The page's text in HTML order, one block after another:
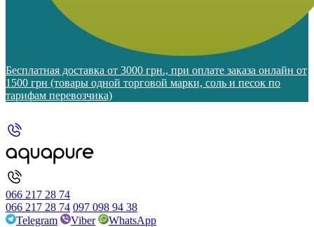
Бесплатная доставка от 3000 грн., при оплате заказа онлайн от
1500 грн (товары одной торговой марки, соль и песок по
тарифам перевозчика)
066 217 28 74
066 217 28 74 097 098 94 38
Telegram
Viber WhatsApp